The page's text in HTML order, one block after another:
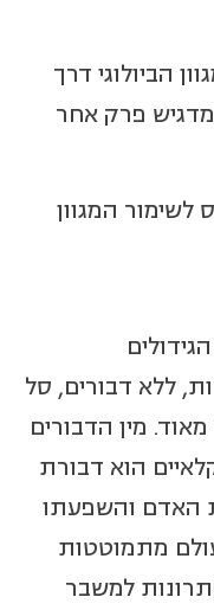
הביולוגי דרך
פרק אחר
המגוון
75% ממיני הגידולים
ללא דבורים, סל
מין הדבורים
הוא דבורת
האדם והשפעתו
מתמוטטות
למשבר